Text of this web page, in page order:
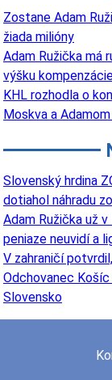
Zostane Adam
žiada milióny
Adam Ružička má
výšku
KHL rozhodla o
Moskva a
Slovenský hrdina
dotiahol náhradu
Adam Ružička už
peniaze neuvidí a
V zahraničí
Odchovanec
Slovensko